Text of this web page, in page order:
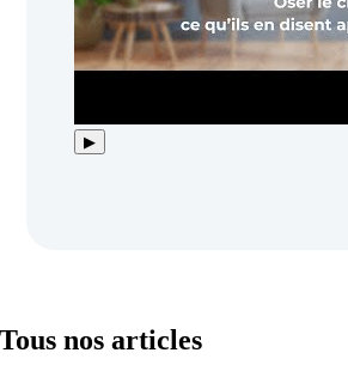
▶
Tous nos articles